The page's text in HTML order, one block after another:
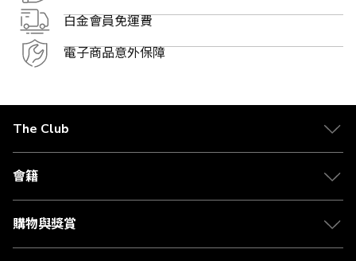
白金會員免運費
電子商品意外保障
The Club
關於 The Club
合作夥伴
媒體中心
會籍
會籍及專屬禮遇
賺取積分
購物與獎賞
物流與配送